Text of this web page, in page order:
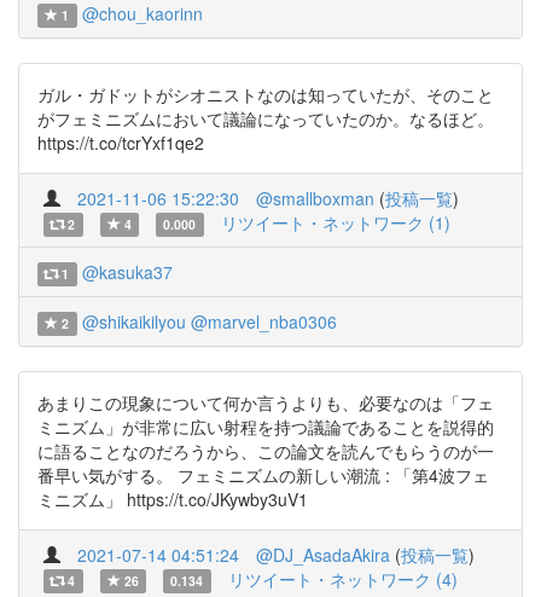
1 @chou_kaorinn
ガル・ガドットがシオニストなのは知っていたが、そのこと
がフェミニズムにおいて議論になっていたのか。なるほど。
https://t.co/tcrYxf1qe2
2021-11-06 15:22:30 @smallboxman (投稿一覧)
2 4 0.000 リツイート・ネットワーク (1)
1 @kasuka37
2 @shikaikilyou @marvel_nba0306
あまりこの現象について何か言うよりも、必要なのは「フェ
ミニズム」が非常に広い射程を持つ議論であることを説得的
に語ることなのだろうから、この論文を読んでもらうのが一
番早い気がする。 フェミニズムの新しい潮流 : 「第4波フェ
ミニズム」 https://t.co/JKywby3uV1
2021-07-14 04:51:24 @DJ_AsadaAkira (投稿一覧)
4 26 0.134 リツイート・ネットワーク (4)